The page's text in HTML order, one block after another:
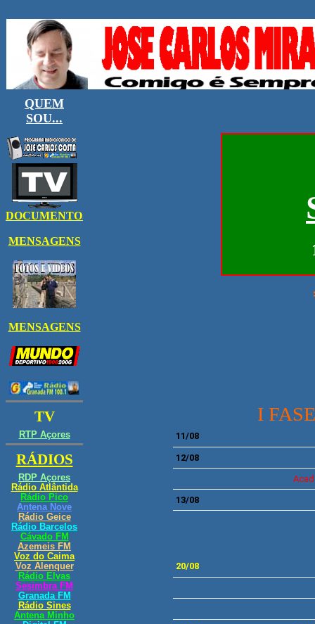
I
11/08
12/08
13/08
20/08